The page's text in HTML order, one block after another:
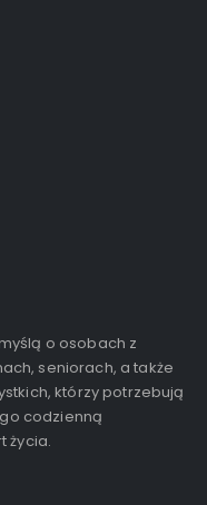
o osobach z
seniorach, a także
którzy potrzebują
codzienną
życia.